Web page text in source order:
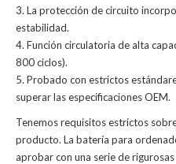
3. La protección de circuito
estabilidad.
4. Función circulatoria de alta
800 ciclos).
5. Probado con estrictos
superar las especificaciones OEM.
Tenemos requisitos estrictos
producto. La batería para
aprobar con una serie de